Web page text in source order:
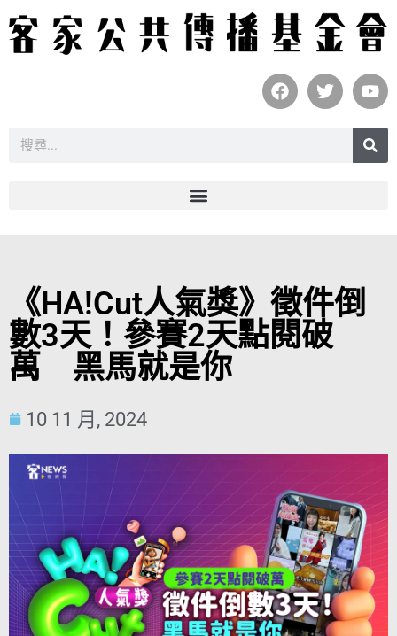
《HA!Cut人氣獎》徵件倒
數3天！參賽2天點閱破
萬 黑馬就是你
10 11 月, 2024